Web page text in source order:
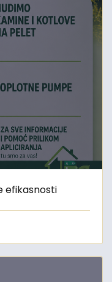
efikasnosti